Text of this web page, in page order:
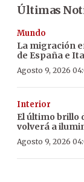
Últimas
Mundo
La migración
de España e
Agosto 9, 2026
Interior
El último brillo
volverá a
Agosto 9, 2026